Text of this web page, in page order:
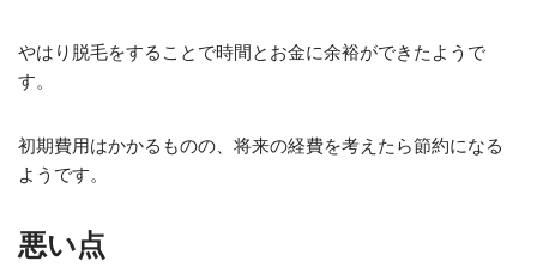
やはり脱毛をすることで時間とお金に余裕ができたようで
す。
初期費用はかかるものの、将来の経費を考えたら節約になる
ようです。
悪い点